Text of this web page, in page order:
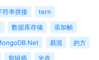
符串拼接
tern
数据库存储
添加帧
易混
的方
剪辑师
光盘